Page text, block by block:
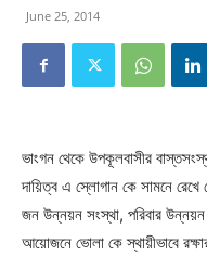
June 25, 2014
ভাংগন থেকে উপকূলবাসীর
দায়িত্ব এ স্লোগান কে সামনে
জন উন্নয়ন সংস্থা, পরিবার
আয়োজনে ভোলা কে স্থায়ীভাবে